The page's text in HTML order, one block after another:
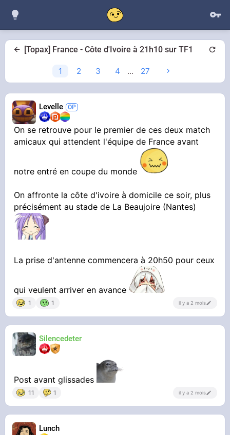
[Topax] France - Côte d'Ivoire à 21h10 sur TF1
1 2 3 4 ... 27
Levelle
On se retrouve pour le premier de ces deux match
amicaux qui attendent l'équipe de France avant
notre entré en coupe du monde
On affronte la côte d'ivoire à domicile ce soir, plus
précisément au stade de La Beaujoire (Nantes)
La prise d'antenne commencera à 20h50 pour ceux
qui veulent arriver en avance
1 1 il y a 2 mois
Silencedeter
Post avant glissades
11 1 il y a 2 mois
Lunch